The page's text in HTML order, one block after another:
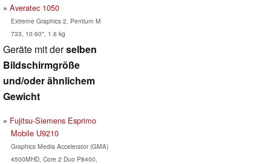
Averatec 1050
Extreme Graphics 2, Pentium M
733, 10.60", 1.6 kg
Geräte mit derselben
Bildschirmgröße
und/oder ähnlichem
Gewicht
Fujitsu-Siemens Esprimo
Mobile U9210
Graphics Media Accelerator (GMA)
4500MHD, Core 2 Duo P8400,